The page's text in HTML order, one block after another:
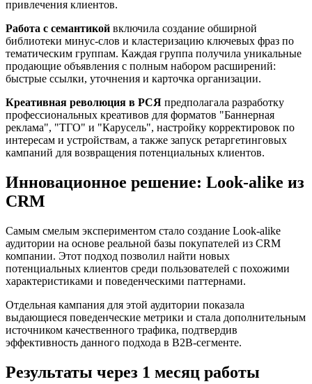
привлечения клиентов.
Работа с семантикой включила создание обширной
библиотеки минус-слов и кластеризацию ключевых фраз по
тематическим группам. Каждая группа получила уникальные
продающие объявления с полным набором расширений:
быстрые ссылки, уточнения и карточка организации.
Креативная революция в РСЯ предполагала разработку
профессиональных креативов для форматов "Баннерная
реклама", "ТГО" и "Карусель", настройку корректировок по
интересам и устройствам, а также запуск ретаргетинговых
кампаний для возвращения потенциальных клиентов.
Инновационное решение: Look-alike из
CRM
Самым смелым экспериментом стало создание Look-alike
аудитории на основе реальной базы покупателей из CRM
компании. Этот подход позволил найти новых
потенциальных клиентов среди пользователей с похожими
характеристиками и поведенческими паттернами.
Отдельная кампания для этой аудитории показала
выдающиеся поведенческие метрики и стала дополнительным
источником качественного трафика, подтвердив
эффективность данного подхода в B2B-сегменте.
Результаты через 1 месяц работы